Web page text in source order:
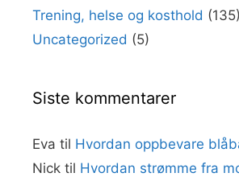
Trening, helse og kosthold (135)
Uncategorized (5)
Siste kommentarer
Eva til Hvordan oppbevare
Nick til Hvordan strømme fra